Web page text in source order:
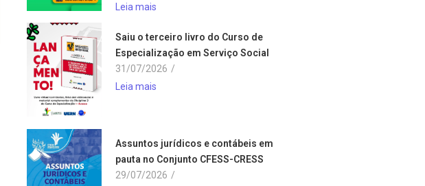
Leia mais
Saiu o terceiro livro do Curso de
Especialização em Serviço Social
31/07/2026 /
Leia mais
Assuntos jurídicos e contábeis em
pauta no Conjunto CFESS-CRESS
29/07/2026 /